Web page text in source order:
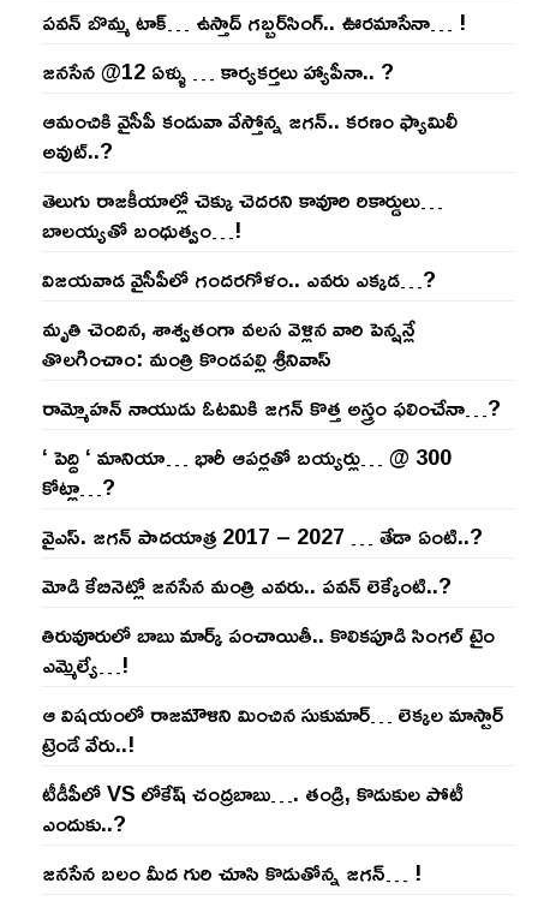
ప‌వ‌న్ బొమ్మ టాక్‌… ఉస్తాద్ గ‌బ్బ‌ర్‌సింగ్‌.. ఊర‌మాసేనా… !
జనసేన @12 ఏళ్ళు … కార్యకర్తలు హ్యాపీనా.. ?
ఆమంచికి వైసీపీ కండువా వేస్తోన్న జ‌గ‌న్‌.. క‌ర‌ణం ఫ్యామిలీ
అవుట్‌..?
తెలుగు రాజ‌కీయాల్లో చెక్కు చెద‌ర‌ని కావూరి రికార్డులు…
బాల‌య్యతో బంధుత్వం…!
విజ‌య‌వాడ వైసీపీలో గంద‌ర‌గోళం.. ఎవ‌రు ఎక్క‌డ‌…?
మృతి చెందిన, శాశ్వతంగా వలస వెళ్లిన వారి పెన్ష‌న్లే
తొల‌గించాం: మంత్రి కొండపల్లి శ్రీనివాస్
రామ్మోహ‌న్ నాయుడు ఓట‌మికి జ‌గ‌న్ కొత్త అస్త్రం ఫ‌లించేనా…?
‘ పెద్ది ‘ మానియా… భారీ ఆప‌ర్ల‌తో బ‌య్య‌ర్లు… @ 300
కోట్లా…?
వైఎస్‌. జ‌గ‌న్ పాద‌యాత్ర 2017 – 2027 … తేడా ఏంటి..?
మోడి కేబినెట్లో జ‌నసేన మంత్రి ఎవ‌రు.. ప‌వ‌న్ లెక్కేంటి..?
తిరువూరులో బాబు మార్క్ పంచాయితీ.. కొలిక‌పూడి సింగ‌ల్ టైం
ఎమ్మెల్యే…!
ఆ విష‌యంలో రాజ‌మౌళిని మించిన సుకుమార్‌… లెక్క‌ల మాస్టార్
ట్రెండే వేరు..!
టీడీపీలో VS లోకేష్ చంద్ర‌బాబు…. తండ్రి, కొడుకుల పోటీ
ఎందుకు..?
జ‌న‌సేన బ‌లం మీద గురి చూసి కొడుతోన్న జ‌గ‌న్‌… !